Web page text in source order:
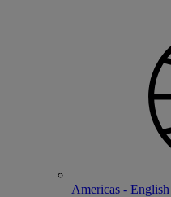
Americas - English